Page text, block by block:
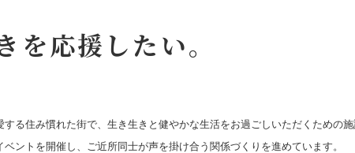
を応援したい。
る住み慣れた街で、生き生きと健やかな生活をお過ごしいただくための
ントを開催し、ご近所同士が声を掛け合う関係づくりを進めています。